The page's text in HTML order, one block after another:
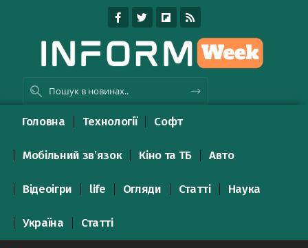
Головна Технології Софт
Мобільний зв’язок Кіно та ТБ Авто
Відеоігри life Огляди Статті Наука
Україна Статті